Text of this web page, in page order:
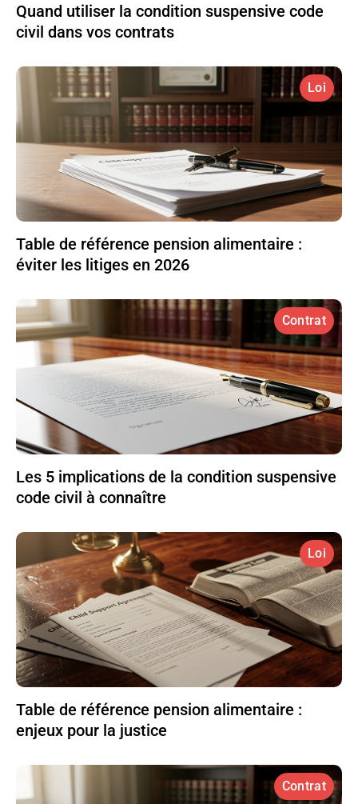
Quand utiliser la condition suspensive code
civil dans vos contrats
Loi
Table de référence pension alimentaire :
éviter les litiges en 2026
Contrat
Les 5 implications de la condition suspensive
code civil à connaître
Loi
Table de référence pension alimentaire :
enjeux pour la justice
Contrat